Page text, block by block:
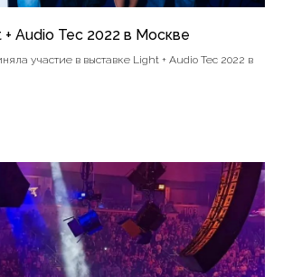
Audio Tec 2022 в Москве
участие в выставке Light + Audio Tec 2022 в